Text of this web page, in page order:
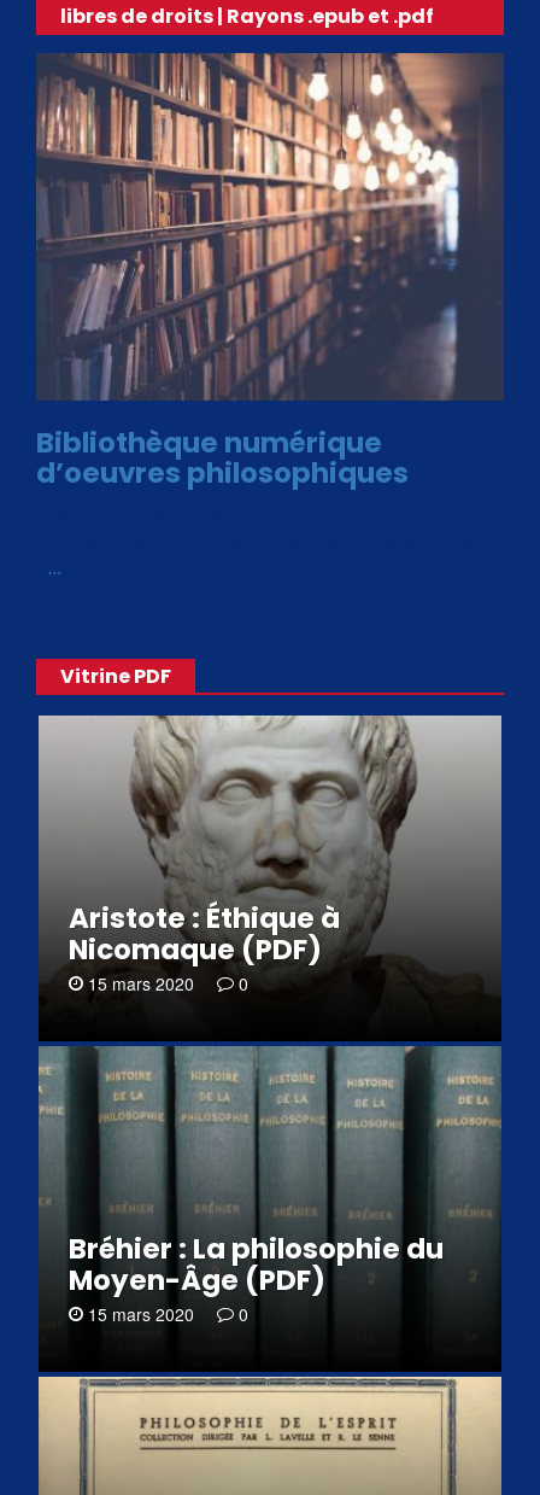
libres de droits | Rayons .epub et .pdf
Bibliothèque numérique
d’oeuvres philosophiques
…
Vitrine PDF
Aristote : Éthique à
Nicomaque (PDF)
15 mars 2020 0
Bréhier : La philosophie du
Moyen-Âge (PDF)
15 mars 2020 0